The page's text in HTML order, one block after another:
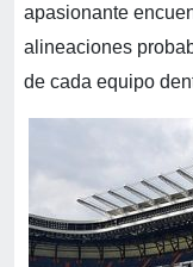
apasionante
alineaciones
de cada equipo